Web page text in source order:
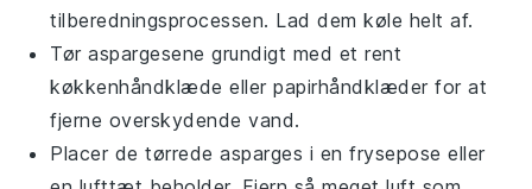
tilberedningsprocessen. Lad dem køle helt af.
Tøraspargesene grundigt med et rent
køkkenhåndklæde eller papirhåndklæder for at
fjerne overskydende vand.
Placer de tørredeasparges i en frysepose eller